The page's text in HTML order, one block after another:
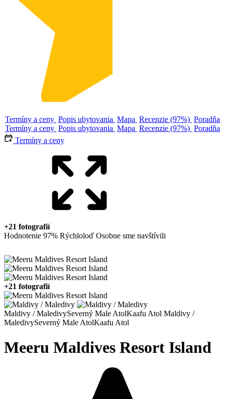
Termíny a ceny Popis ubytovania Mapa Recenzie (97%) Poradňa
Termíny a ceny Popis ubytovania Mapa Recenzie (97%) Poradňa
Termíny a ceny
+21 fotografií
Hodnotenie 97% Rýchloloď Osobne sme navštívili
+21 fotografií
Maldivy / MaledivySeverný Male AtolKaafu Atol Maldivy /
MaledivySeverný Male AtolKaafu Atol
Meeru Maldives Resort Island